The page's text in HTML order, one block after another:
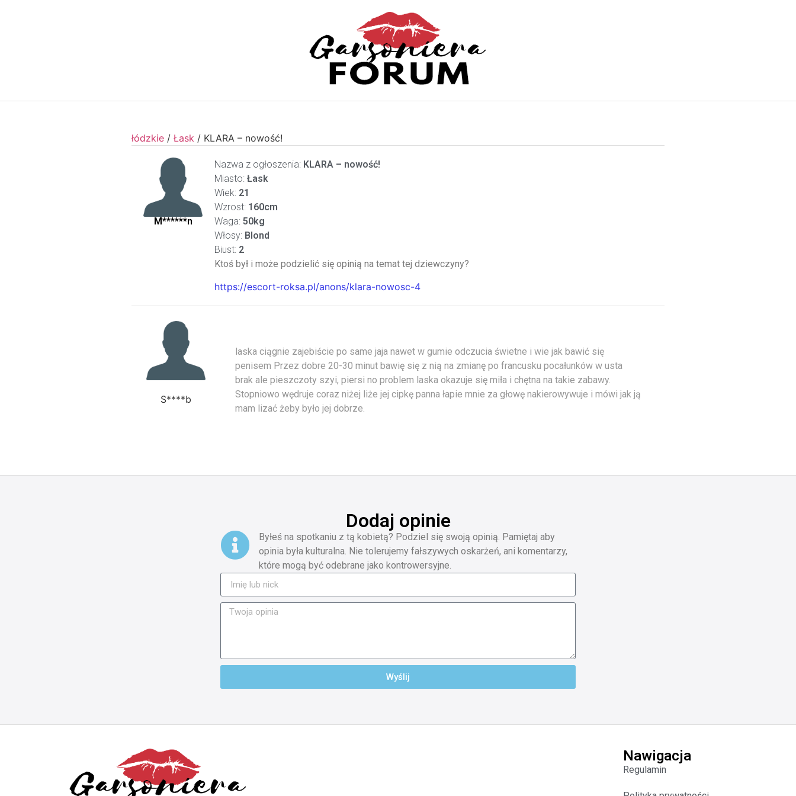
łódzkie / Łask / KLARA – nowość!
M******n
Nazwa z ogłoszenia: KLARA – nowość!
Miasto: Łask
Wiek: 21
Wzrost: 160cm
Waga: 50kg
Włosy: Blond
Biust: 2
Ktoś był i może podzielić się opinią na temat tej dziewczyny?
https://escort-roksa.pl/anons/klara-nowosc-4
S****b
laska ciągnie zajebiście po same jaja nawet w gumie odczucia świetne i wie jak bawić się
penisem Przez dobre 20-30 minut bawię się z nią na zmianę po francusku pocałunków w usta
brak ale pieszczoty szyi, piersi no problem laska okazuje się miła i chętna na takie zabawy.
Stopniowo wędruje coraz niżej liże jej cipkę panna łapie mnie za głowę nakierowywuje i mówi jak ją
mam lizać żeby było jej dobrze.
Dodaj opinie
Byłeś na spotkaniu z tą kobietą? Podziel się swoją opinią. Pamiętaj aby
opinia była kulturalna. Nie tolerujemy fałszywych oskarżeń, ani komentarzy,
które mogą być odebrane jako kontrowersyjne.
Wyślij
Nawigacja
Regulamin